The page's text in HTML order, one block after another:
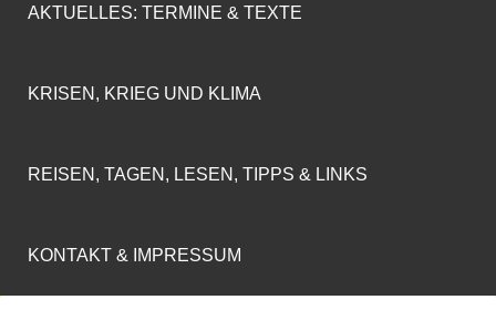
AKTUELLES: TERMINE & TEXTE
KRISEN, KRIEG UND KLIMA
REISEN, TAGEN, LESEN, TIPPS & LINKS
KONTAKT & IMPRESSUM